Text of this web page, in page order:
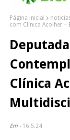
Página inicial
com Clínica Acolher –
Clínica
Em - 16.5.24